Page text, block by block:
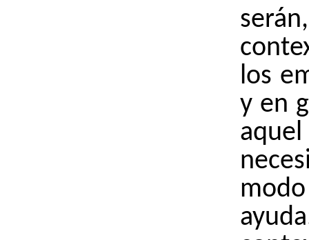
los
y en